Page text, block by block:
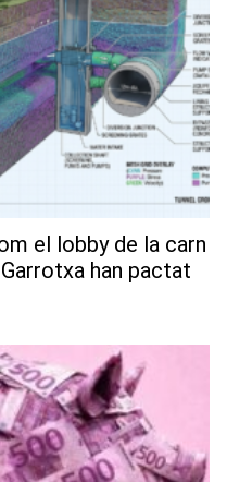
el lobby de la carn
han pactat